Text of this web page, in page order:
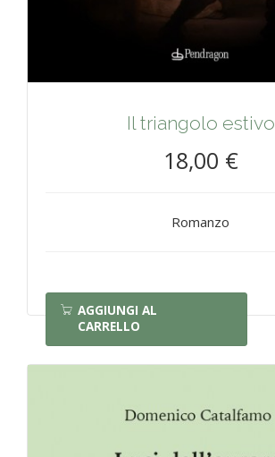
Il triangolo estivo
18,00 €
Romanzo
AGGIUNGI AL
CARRELLO